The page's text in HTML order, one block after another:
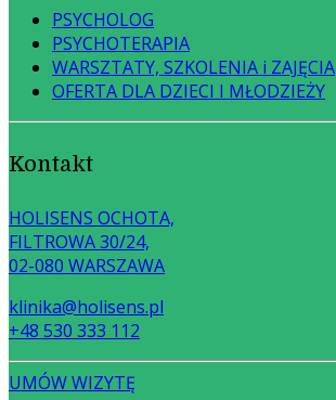
PSYCHOLOG
PSYCHOTERAPIA
WARSZTATY, SZKOLENIA i ZAJĘCIA
OFERTA DLA DZIECI I MŁODZIEŻY
Kontakt
HOLISENS OCHOTA,
FILTROWA 30/24,
02-080 WARSZAWA
klinika@holisens.pl
+48 530 333 112
UMÓW WIZYTĘ